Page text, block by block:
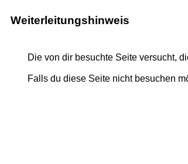
Weiterleitungshinweis
Die von dir besuchte Seite versucht,
Falls du diese Seite nicht besuchen